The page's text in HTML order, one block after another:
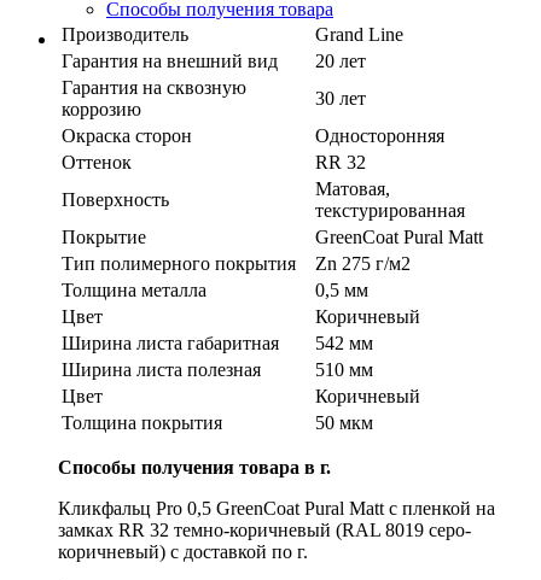
Способы получения товара
Производитель
Grand Line
Гарантия на внешний вид
20 лет
Гарантия на сквозную
коррозию
30 лет
Окраска сторон
Односторонняя
Оттенок
RR 32
Поверхность
Матовая,
текстурированная
Покрытие
GreenСoat Pural Matt
Тип полимерного покрытия
Zn 275 г/м2
Толщина металла
0,5 мм
Цвет
Коричневый
Ширина листа габаритная
542 мм
Ширина листа полезная
510 мм
Цвет
Коричневый
Толщина покрытия
50 мкм
Способы получения товара в г.
Кликфальц Pro 0,5 GreenСoat Pural Matt с пленкой на
замках RR 32 темно-коричневый (RAL 8019 серо-
коричневый) с доставкой по г.